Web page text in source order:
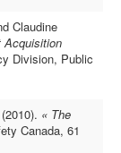
Claudine
Acquisition
Division, Public
« The
Canada, 61